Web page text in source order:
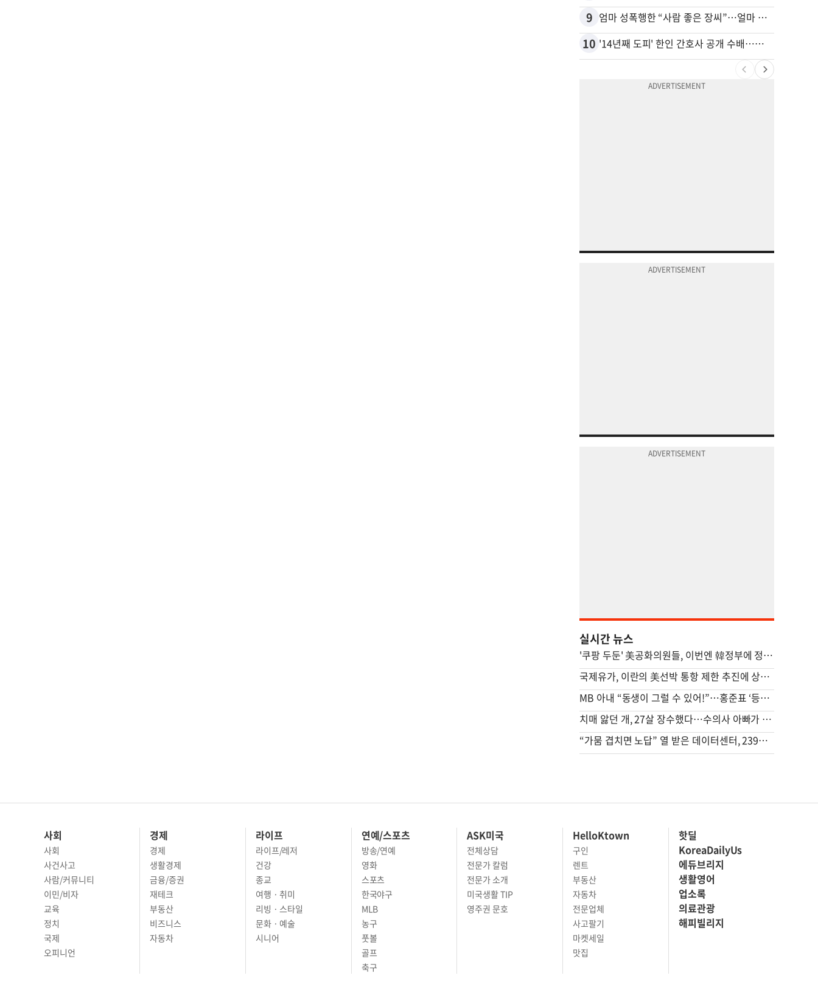
9 엄마 성폭행한 “사람 좋은 장씨”…얼마 뒤 딸 배도 불러왔다
10 '14년째 도피' 한인 간호사 공개 수배…메디케어 사기 유죄
실시간 뉴스
'쿠팡 두둔' 美공화의원들, 이번엔 韓정부에 정통망법 압박 서한
국제유가, 이란의 美선박 통항 제한 추진에 상승…브렌트 4%↑
MB 아내 “동생이 그럴 수 있어!”…홍준표 ‘등짝 스매싱’ 사건 전말
치매 앓던 개, 27살 장수했다…수의사 아빠가 사료에 탄 ‘이것’
“가뭄 겹치면 노답” 열 받은 데이터센터, 239조 쓸 판 [팩플]
사회
사회
사건사고
사람/커뮤니티
이민/비자
교육
정치
국제
오피니언
경제
경제
생활경제
금융/증권
재테크
부동산
비즈니스
자동차
라이프
라이프/레저
건강
종교
여행 · 취미
리빙 · 스타일
문화 · 예술
시니어
연예/스포츠
방송/연예
영화
스포츠
한국야구
MLB
농구
풋볼
골프
축구
ASK미국
전체상담
전문가 칼럼
전문가 소개
미국생활 TIP
영주권 문호
HelloKtown
구인
렌트
부동산
자동차
전문업체
사고팔기
마켓세일
맛집
핫딜
KoreaDailyUs
에듀브리지
생활영어
업소록
의료관광
해피빌리지